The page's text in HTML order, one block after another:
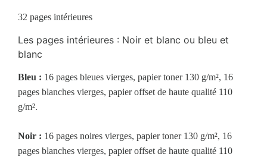
32 pages intérieures
Les pages intérieures : Noir et blanc ou bleu et
blanc
Bleu : 16 pages bleues vierges, papier toner 130 g/m², 16
pages blanches vierges, papier offset de haute qualité 110
g/m².
Noir : 16 pages noires vierges, papier toner 130 g/m², 16
pages blanches vierges, papier offset de haute qualité 110